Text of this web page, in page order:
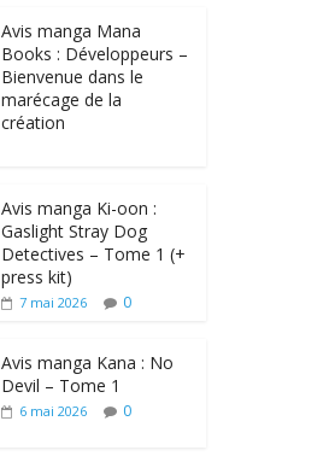
Avis manga Mana
Books : Développeurs –
Bienvenue dans le
marécage de la
création
Avis manga Ki-oon :
Gaslight Stray Dog
Detectives – Tome 1 (+
press kit)
7 mai 2026 0
Avis manga Kana : No
Devil – Tome 1
6 mai 2026 0